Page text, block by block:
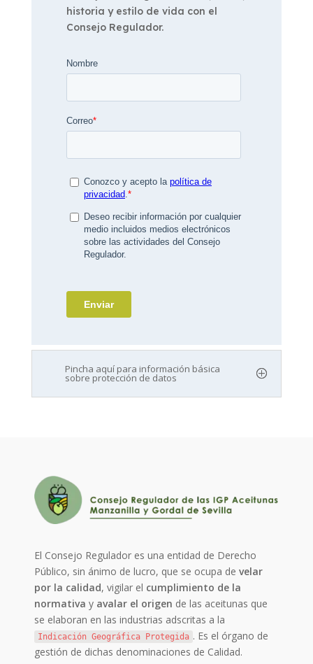
historia y estilo de vida con el
Consejo Regulador.
Pincha aquí para información básica
sobre protección de datos
El Consejo Regulador es una entidad de Derecho
Público, sin ánimo de lucro, que se ocupa develar
por la calidad, vigilar el cumplimiento de la
normativa y avalar el origen de las aceitunas que
se elaboran en las industrias adscritas a la
Indicación Geográfica Protegida . Es el órgano de
gestión de dichas denominaciones de Calidad.